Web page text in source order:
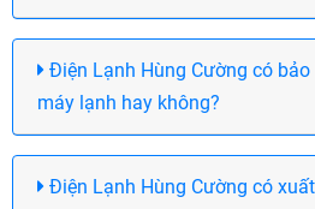
Điện Lạnh Hùng Cường có
máy lạnh hay không?
Điện Lạnh Hùng Cường có